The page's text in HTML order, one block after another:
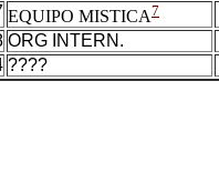
EQUIPO MISTICA7
ORG INTERN.
????